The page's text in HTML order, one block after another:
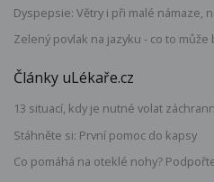
Dyspepsie: Větry i při malé námaze,
Zelený povlak na jazyku - co to může
Články uLékaře.cz
13 situací, kdy je nutné volat
Stáhněte si: První pomoc do kapsy
Co pomáhá na oteklé nohy?